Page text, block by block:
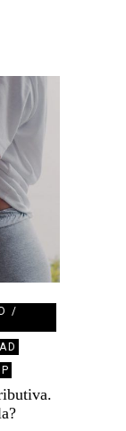
/